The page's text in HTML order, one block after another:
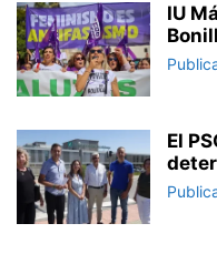
IU
El